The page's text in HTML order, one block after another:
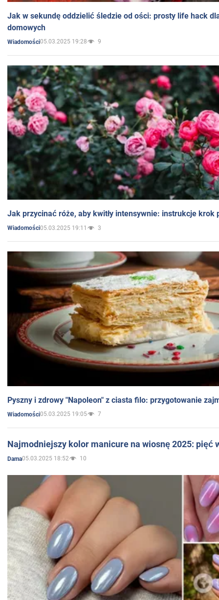
Jak w sekundę oddzielić śledzie od ości: prosty life hack
domowych
Wiadomości05.03.2025 19:28 9
Jak przycinać róże, aby kwitły intensywnie: instrukcje krok
Wiadomości05.03.2025 19:11 3
Pyszny i zdrowy "Napoleon" z ciasta filo: przygotowanie
Wiadomości05.03.2025 19:05 7
Najmodniejszy kolor manicure na wiosnę 2025: pięć
Dama05.03.2025 18:52 10